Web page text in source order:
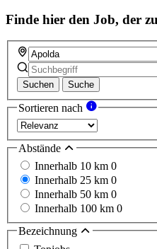
Finde hier den Job, der
Suchen Suche
Sortieren nach
Abstände
Innerhalb 10 km 0
Innerhalb 25 km 0
Innerhalb 50 km 0
Innerhalb 100 km 0
Bezeichnung